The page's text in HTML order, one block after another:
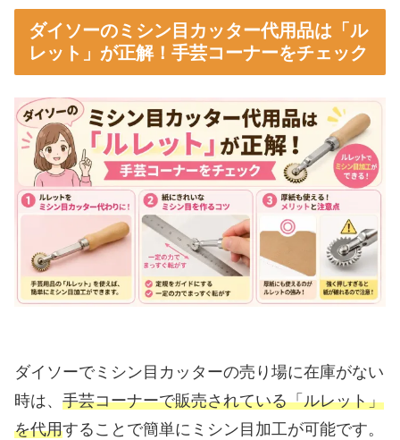
ダイソーのミシン目カッター代用品は「ル
レット」が正解！手芸コーナーをチェック
ダイソーでミシン目カッターの売り場に在庫がない
時は、 手芸コーナーで販売されている「ルレット」
を代用することで簡単にミシン目加工が可能です。